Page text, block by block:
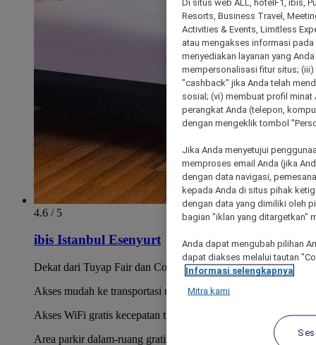
4.6 / 5
ibis Istanbul Esenyurt
Dekat dari Tuyap Fair dan Congress Center.
Akses mudah ke transportasi umum.
Akses WiFi gratis kecepatan tinggi di seluruh hotel.
Area parkir dalam-ruang gratis.
Resorts, Business Travel,
Activities & Events, Limitless
atau mengakses informasi
menyediakan layanan yang
mempersonalisasi fitur situs;
"cashback" jika Anda telah
sosial; (vi) membuat profil
perangkat Anda (telepon,
dengan mengeklik tombol
Jika Anda menyetujui
memproses email Anda (jika
dengan data navigasi,
kepada Anda di situs pihak
dengan data yang dimiliki oleh
bagian "iklan yang ditargetkan"
Anda dapat mengubah pilihan
dapat diakses melalui tautan
Informasi selengkapnya
Mitra kami